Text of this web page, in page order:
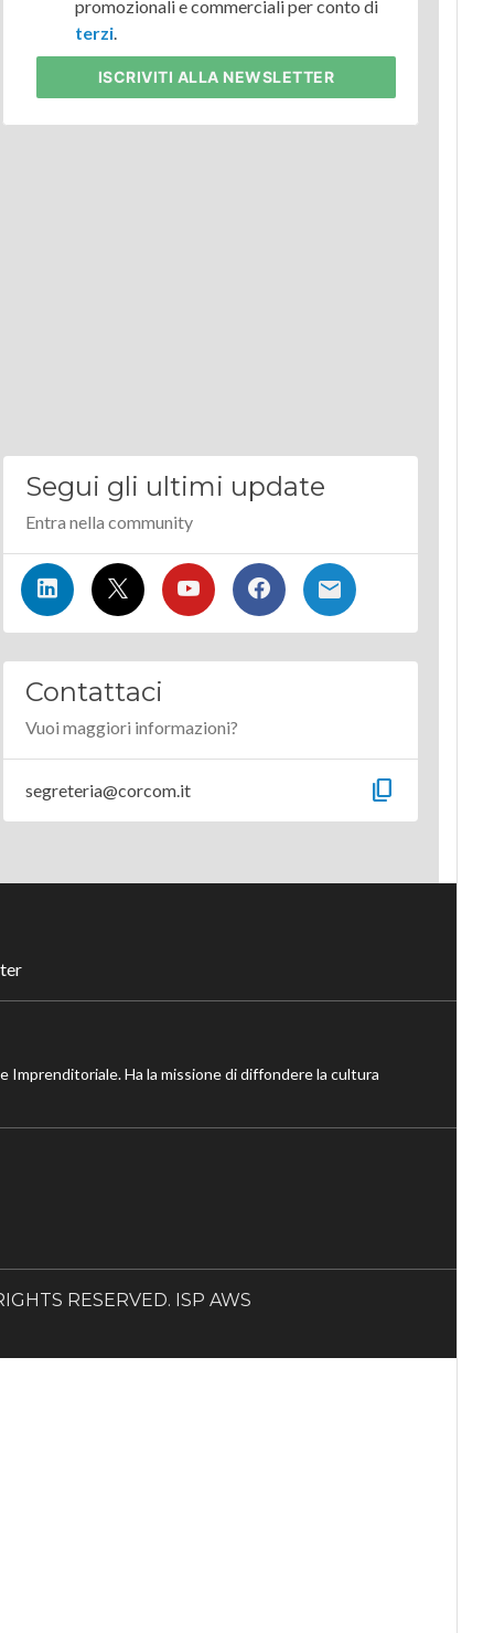
promozionali e commerciali per conto di
terzi.
ISCRIVITI ALLA NEWSLETTER
Segui gli ultimi update
Entra nella community
Contattaci
Vuoi maggiori informazioni?
segreteria@corcom.it content_copy
Ha la missione di diffondere la cultura
RESERVED. ISP AWS